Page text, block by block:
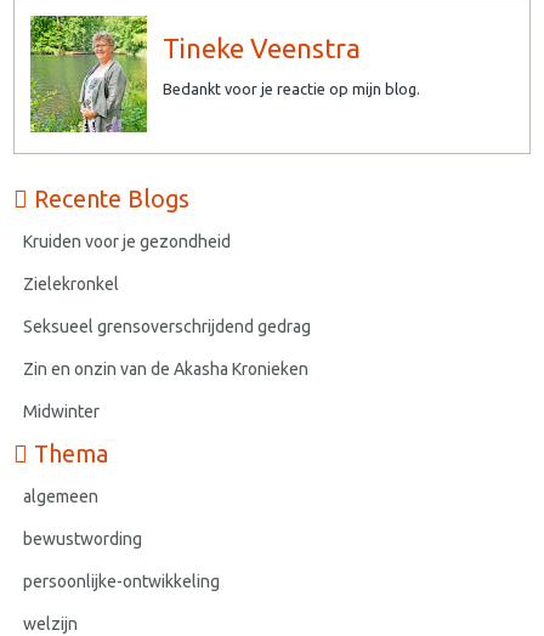
Tineke Veenstra
Bedankt voor je reactie op mijn blog.
Recente Blogs
Kruiden voor je gezondheid
Zielekronkel
Seksueel grensoverschrijdend gedrag
Zin en onzin van de Akasha Kronieken
Midwinter
Thema
algemeen
bewustwording
persoonlijke-ontwikkeling
welzijn